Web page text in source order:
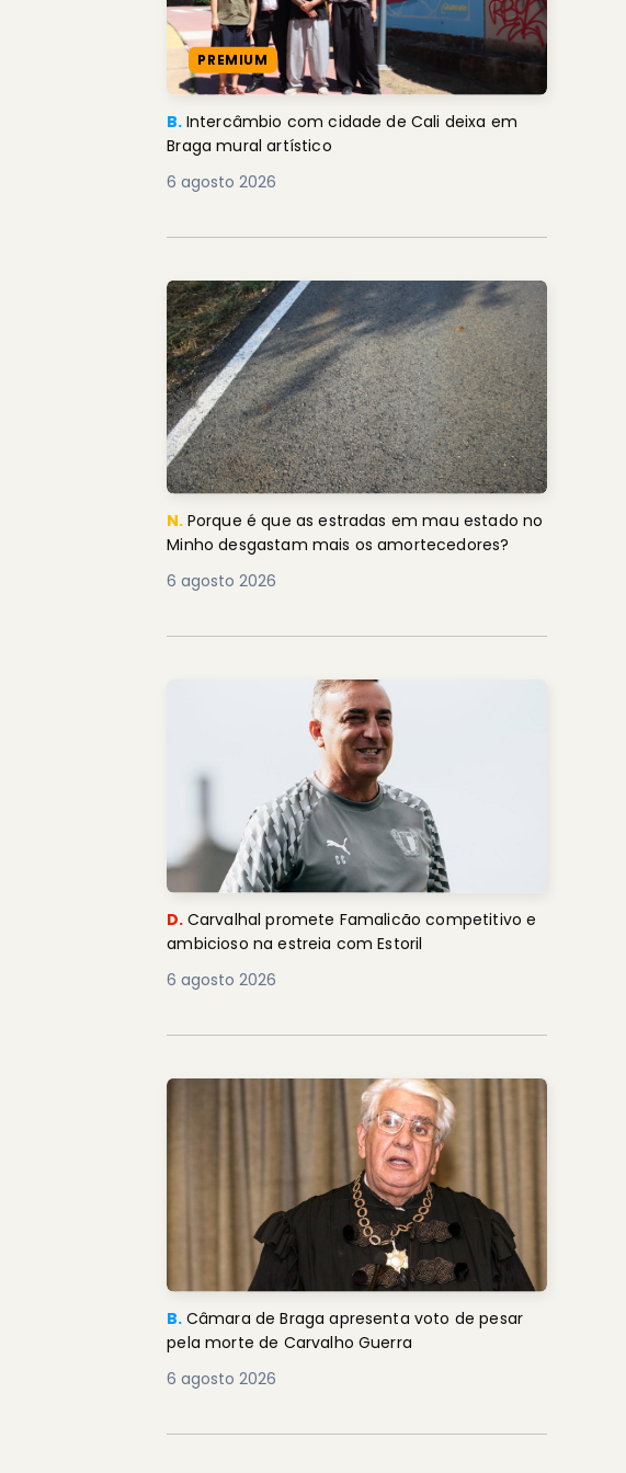
PREMIUM
B. Intercâmbio com cidade de Cali deixa em
Braga mural artístico
6 agosto 2026
N. Porque é que as estradas em mau estado no
Minho desgastam mais os amortecedores?
6 agosto 2026
D. Carvalhal promete Famalicão competitivo e
ambicioso na estreia com Estoril
6 agosto 2026
B. Câmara de Braga apresenta voto de pesar
pela morte de Carvalho Guerra
6 agosto 2026